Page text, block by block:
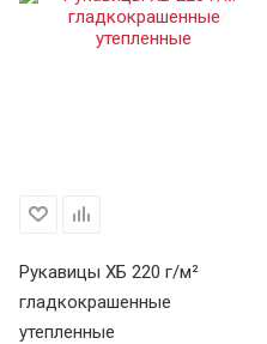
Рукавицы ХБ 220 г/м²
гладкокрашенные
утепленные